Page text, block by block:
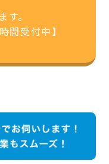
。
間受付中】